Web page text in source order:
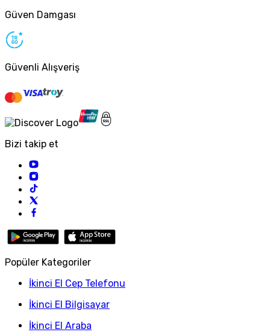
Güven Damgası
Güvenli Alışveriş
Bizi takip et
Popüler Kategoriler
İkinci El Cep Telefonu
İkinci El Bilgisayar
İkinci El Araba